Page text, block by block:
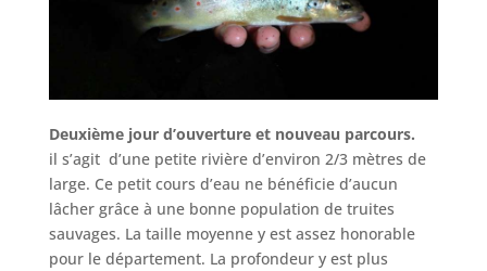
Deuxième jour d’ouverture et nouveau parcours.
il s’agit d’une petite rivière d’environ 2/3 mètres de
large. Ce petit cours d’eau ne bénéficie d’aucun
lâcher grâce à une bonne population de truites
sauvages. La taille moyenne y est assez honorable
pour le département. La profondeur y est plus